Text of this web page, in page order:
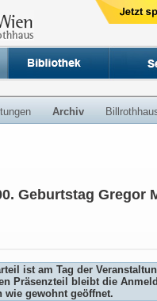
Archiv
Geburtstag Gregor
ist am Tag der
Präsenzteil bleibt die
wie gewohnt geöffnet.